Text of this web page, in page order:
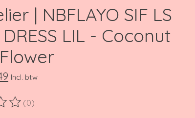
| NBFLAYO SIF LS
DRESS LIL - Coconut
Incl. btw
van dit product is
(0)